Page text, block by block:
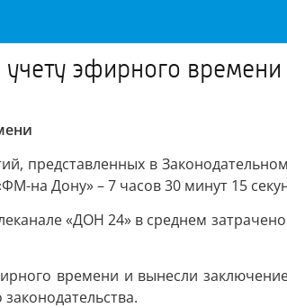
эфирного времени
представленных в
на Дону» – 7 часов 30 минут 15
«ДОН 24» в среднем
времени и вынесли